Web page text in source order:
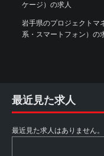
ケージ）の求人
岩手県のプロジェクトマ
系・スマートフォン）の
最近見た求人
最近見た求人はありません。